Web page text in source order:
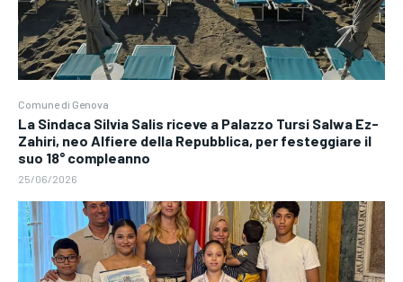
Comune di Genova
La Sindaca Silvia Salis riceve a Palazzo Tursi Salwa Ez-
Zahiri, neo Alfiere della Repubblica, per festeggiare il
suo 18° compleanno
25/06/2026